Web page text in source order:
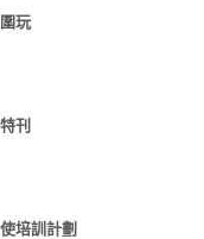
玩
刊
培訓計劃